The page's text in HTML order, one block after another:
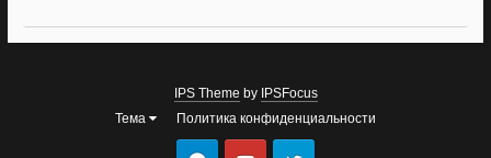
IPS Theme by IPSFocus
Тема
Политика конфиденциальности